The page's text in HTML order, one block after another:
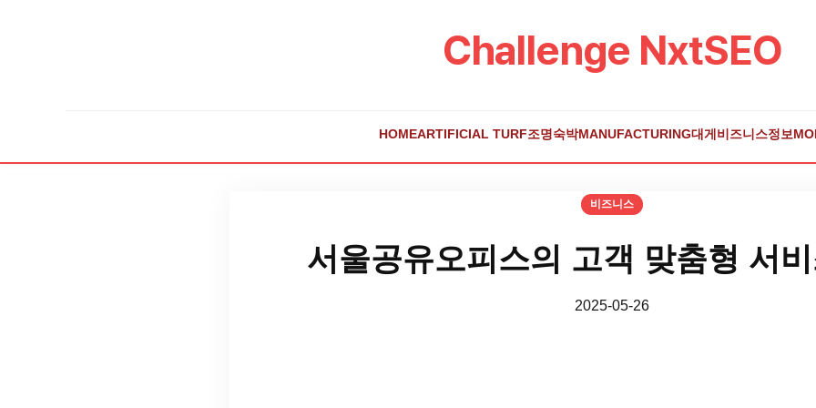
Challenge NxtSEO
HOMEARTIFICIAL TURF조명숙박MANUFACTURING대게 비즈니스정보
비즈니스
서울공유오피스의 고객 맞춤형 서
2025-05-26